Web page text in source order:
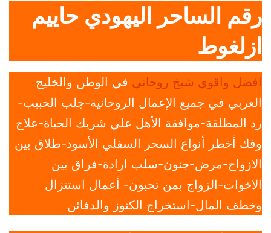
رقم الساحر اليهودي حاييم
ازلغوط
افضل واقوي شيخ روحاني في الوطن والخليج
العربي في جميع الإعمال الروحانية-جلب الحبيب-
رد المطلقة-موافقة الأهل علي شريك الحياة-علاج
وفك أخطر أنواع السحر السفلي الأسود-طلاق بين
الازواج-مرض-جنون-سلب ارادة-فراق بين
الاخوات-الزواج بمن تحبون- أعمال استنزال
وخطف المال-استخراج الكنوز والدفائن